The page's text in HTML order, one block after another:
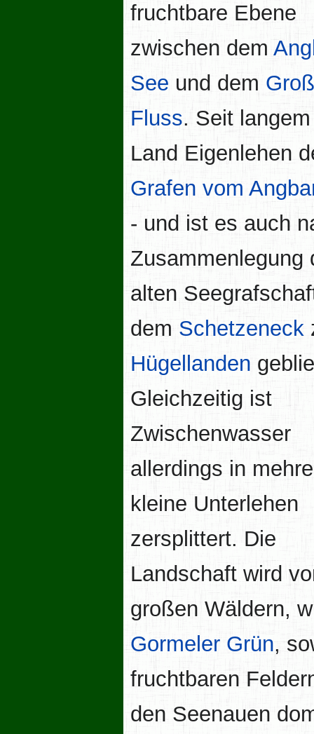
fruchtbare Ebene
zwischen dem
See und dem
Fluss. Seit
Land Eigenlehen
Grafen vom
- und ist es auch
Zusammenlegung
alten
dem Schetzeneck
Hügellanden
Gleichzeitig ist
Zwischenwasser
allerdings in
kleine Unterlehen
zersplittert. Die
Landschaft wird
großen Wäldern,
Gormeler Grün,
fruchtbaren
den Seenauen